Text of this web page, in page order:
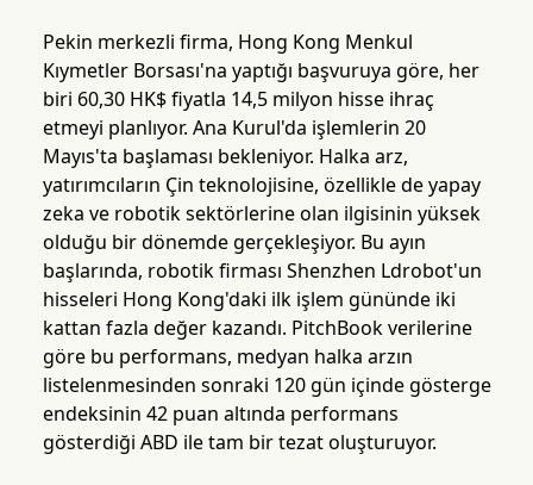
Pekin merkezli firma, Hong Kong Menkul
Kıymetler Borsası'na yaptığı başvuruya göre, her
biri 60,30 HK$ fiyatla 14,5 milyon hisse ihraç
etmeyi planlıyor. Ana Kurul'da işlemlerin 20
Mayıs'ta başlaması bekleniyor. Halka arz,
yatırımcıların Çin teknolojisine, özellikle de yapay
zeka ve robotik sektörlerine olan ilgisinin yüksek
olduğu bir dönemde gerçekleşiyor. Bu ayın
başlarında, robotik firması Shenzhen Ldrobot'un
hisseleri Hong Kong'daki ilk işlem gününde iki
kattan fazla değer kazandı. PitchBook verilerine
göre bu performans, medyan halka arzın
listelenmesinden sonraki 120 gün içinde gösterge
endeksinin 42 puan altında performans
gösterdiği ABD ile tam bir tezat oluşturuyor.